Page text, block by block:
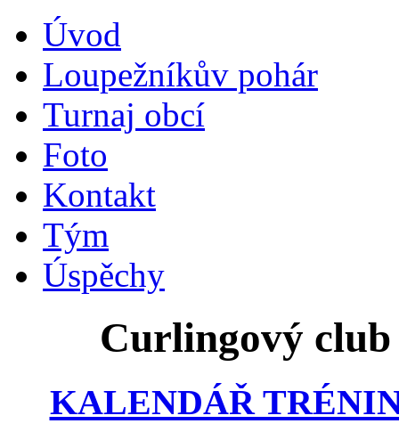
Úvod
Loupežníkův pohár
Turnaj obcí
Foto
Kontakt
Tým
Úspěchy
Curlingový
KALENDÁŘ